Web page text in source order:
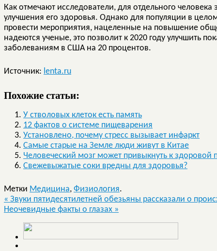
Как отмечают исследователи, для отдельного человека
улучшения его здоровья. Однако для популяции в
провести мероприятия, нацеленные на повышение
надеются ученые, это позволит к 2020 году улучшить
заболеваниям в США на 20 процентов.
Источник: lenta.ru
Похожие статьи:
У стволовых клеток есть память
12 фактов о системе пищеварения
Установлено, почему стресс вызывает инфаркт
Самые старые на Земле люди живут в Китае
Человеческий мозг может привыкнуть к здоровой
Свежевыжатые соки вредны для здоровья?
Метки Медицина, Физиология.
« Звуки пятидесятилетней обезьяны рассказали о
Неочевидные факты о глазах »